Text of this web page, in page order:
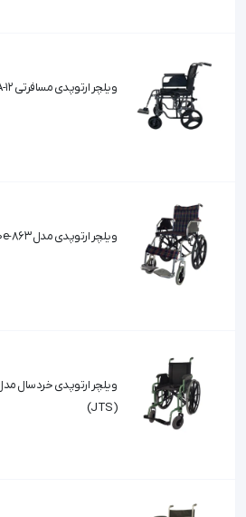
ویلچر ارتوپدی مسافرتی A-12 جی تی اس (JTS)
ویلچر ارتوپدی مدل 863-20e جی تی اس (JTS)
(JTS)